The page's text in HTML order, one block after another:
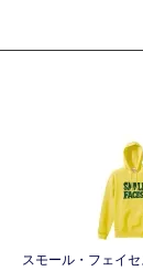
スモール・フェイ